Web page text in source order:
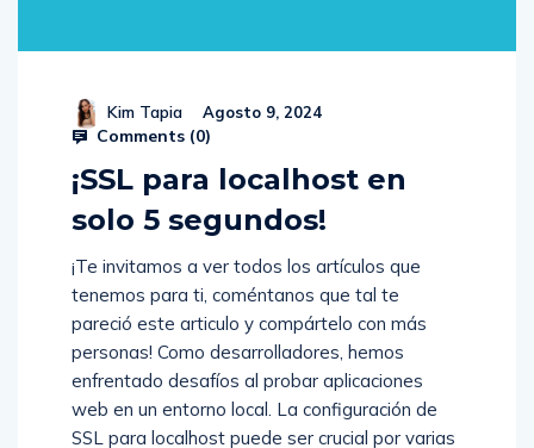
Kim Tapia Agosto 9, 2024
¡SSL para localhost en
solo 5 segundos!
¡Te invitamos a ver todos los artículos que
tenemos para ti, coméntanos que tal te
pareció este articulo y compártelo con más
personas! Como desarrolladores, hemos
enfrentado desafíos al probar aplicaciones
web en un entorno local. La configuración de